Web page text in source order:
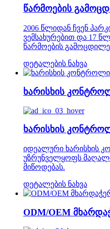
წარმოების
2006 წლიდან ჩვენ
ვემსახურებით და 17
წარმოების
დეტალების ნახვა
ხარისხის
ხარისხის
იდეალური ხარისხის
უზრუნველყოფს
მიწოდებას.
დეტალების ნახვა
ODM/OEM